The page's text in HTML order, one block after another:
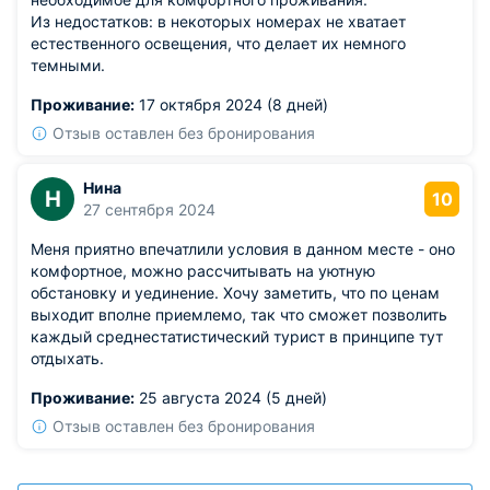
Из недостатков: в некоторых номерах не хватает
естественного освещения, что делает их немного
темными.
Проживание: 17 октября 2024 (8 дней)
Отзыв оставлен без бронирования
Н
Нина
27 сентября 2024
10
Меня приятно впечатлили условия в данном месте - оно
комфортное, можно рассчитывать на уютную
обстановку и уединение. Хочу заметить, что по ценам
выходит вполне приемлемо, так что сможет позволить
каждый среднестатистический турист в принципе тут
отдыхать.
Проживание: 25 августа 2024 (5 дней)
Отзыв оставлен без бронирования